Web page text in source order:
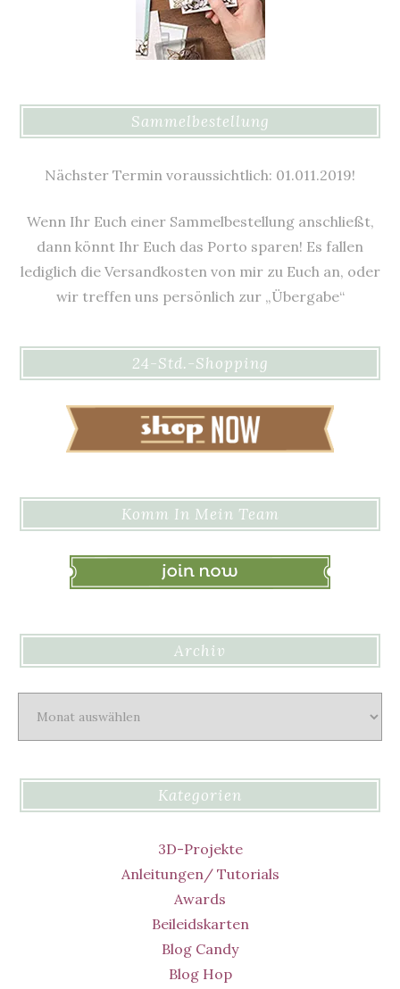
Sammelbestellung
Nächster Termin voraussichtlich: 01.011.2019!
Wenn Ihr Euch einer Sammelbestellung anschließt,
dann könnt Ihr Euch das Porto sparen! Es fallen
lediglich die Versandkosten von mir zu Euch an, oder
wir treffen uns persönlich zur „Übergabe“
24-Std.-Shopping
Komm In Mein Team
Archiv
Kategorien
3D-Projekte
Anleitungen/ Tutorials
Awards
Beileidskarten
Blog Candy
Blog Hop